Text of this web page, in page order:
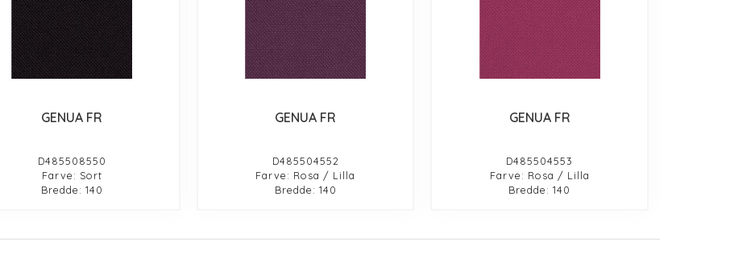
GENUA FR
D485508550
Farve: Sort
Bredde: 140
GENUA FR
D485504552
Farve: Rosa / Lilla
Bredde: 140
GENUA FR
D485504553
Farve: Rosa / Lilla
Bredde: 140